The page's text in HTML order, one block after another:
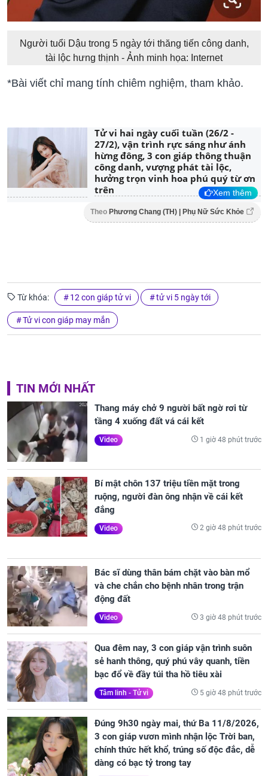
Người tuổi Dậu trong 5 ngày tới thăng tiến công danh,
tài lộc hưng thịnh - Ảnh minh họa: Internet
*Bài viết chỉ mang tính chiêm nghiệm, tham khảo.
Tử vi hai ngày cuối tuần (26/2 -
27/2), vận trình rực sáng như ánh
hừng đông, 3 con giáp thông thuận
công danh, vượng phát tài lộc,
hưởng trọn vinh hoa phú quý từ ơn
trên
Xem thêm
Theo Phương Chang (TH) | Phụ Nữ Sức Khỏe
Từ khóa: 12 con giáp tử vi tử vi 5 ngày tới
Tử vi con giáp may mắn
TIN MỚI NHẤT
Thang máy chở 9 người bất ngờ rơi từ
tầng 4 xuống đất vá cái kết
Video 1 giờ 48 phút trước
Bí mật chôn 137 triệu tiền mặt trong
ruộng, người đàn ông nhận về cái kết
đắng
Video 2 giờ 48 phút trước
Bác sĩ dùng thân bám chặt vào bàn mổ
và che chắn cho bệnh nhân trong trận
động đất
Video 3 giờ 48 phút trước
Qua đêm nay, 3 con giáp vận trình suôn
sẻ hanh thông, quý phú vây quanh, tiền
bạc đổ về đầy túi tha hồ tiêu xài
Tâm linh - Tử vi 5 giờ 48 phút trước
Đúng 9h30 ngày mai, thứ Ba 11/8/2026,
3 con giáp vươn mình nhận lộc Trời ban,
chính thức hết khổ, trúng số độc đắc, dễ
dàng có bạc tỷ trong tay